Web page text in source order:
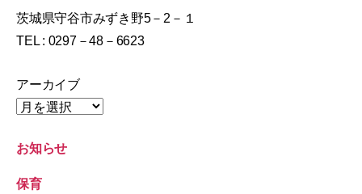
茨城県守谷市みずき野5－2－１
TEL : 0297－48－6623
アーカイブ
お知らせ
保育